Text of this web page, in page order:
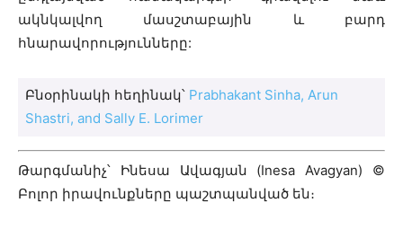
ակնկալվող մասշտաբային և բարդ
հնարավորությունները:
Բնօրինակի հեղինակ՝ Prabhakant Sinha, Arun
Shastri, and Sally E. Lorimer
Թարգմանիչ՝ Ինեսա Ավագյան (Inesa Avagyan) ©
Բոլոր իրավունքները պաշտպանված են։